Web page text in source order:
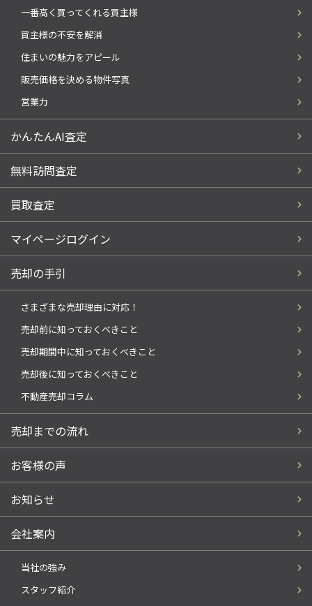
一番高く買ってくれる買主様
買主様の不安を解消
住まいの魅力をアピール
販売価格を決める物件写真
営業力
かんたんAI査定
無料訪問査定
買取査定
マイページログイン
売却の手引
さまざまな売却理由に対応！
売却前に知っておくべきこと
売却期間中に知っておくべきこと
売却後に知っておくべきこと
不動産売却コラム
売却までの流れ
お客様の声
お知らせ
会社案内
当社の強み
スタッフ紹介